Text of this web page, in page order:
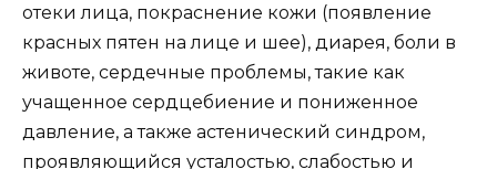
отеки лица, покраснение кожи (появление
красных пятен на лице и шее), диарея, боли в
животе, сердечные проблемы, такие как
учащенное сердцебиение и пониженное
давление, а также астенический синдром,
проявляющийся усталостью, слабостью и